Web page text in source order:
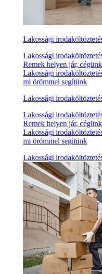
Lakossági
Lakossági
Remek helyen jár,
Lakossági
mi örömmel segítünk
Lakossági
Lakossági
Remek helyen jár,
Lakossági
mi örömmel segítünk
Lakossági